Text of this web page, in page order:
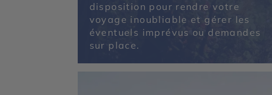
disposition pour rendre votre
voyage inoubliable et gérer les
éventuels imprévus ou demandes
sur place.